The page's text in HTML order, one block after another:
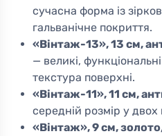
сучасна форма із
гальванічне покриття.
«Вінтаж-13», 13 см,
— великі,
текстура поверхні.
«Вінтаж-11», 11 см,
середній розмір у двох
«Вінтаж», 9 см,